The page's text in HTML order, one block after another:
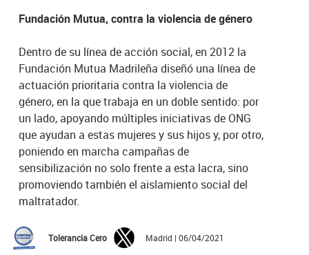
Fundación Mutua, contra la violencia de género
Dentro de su línea de acción social, en 2012 la
Fundación Mutua Madrileña diseñó una línea de
actuación prioritaria contra la violencia de
género, en la que trabaja en un doble sentido: por
un lado, apoyando múltiples iniciativas de ONG
que ayudan a estas mujeres y sus hijos y, por otro,
poniendo en marcha campañas de
sensibilización no solo frente a esta lacra, sino
promoviendo también el aislamiento social del
maltratador.
Tolerancia Cero Madrid | 06/04/2021